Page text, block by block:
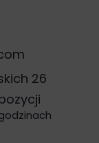
26